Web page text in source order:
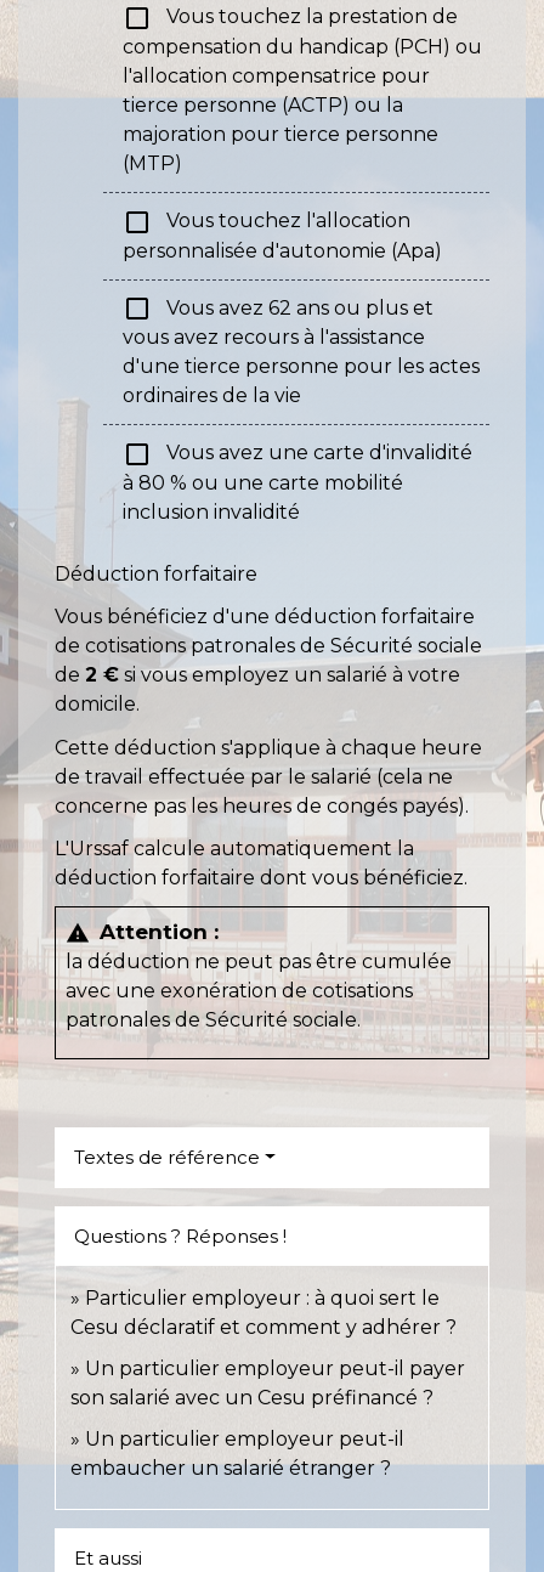
check_box_outline_blank
Vous touchez la prestation de
compensation du handicap (PCH) ou
l'allocation compensatrice pour
tierce personne (ACTP) ou la
majoration pour tierce personne
(MTP)
check_box_outline_blank
Vous touchez l'allocation
personnalisée d'autonomie (Apa)
check_box_outline_blank
Vous avez 62 ans ou plus et
vous avez recours à l'assistance
d'une tierce personne pour les actes
ordinaires de la vie
check_box_outline_blank
Vous avez une carte d'invalidité
à 80 % ou une carte mobilité
inclusion invalidité
Déduction forfaitaire
Vous bénéficiez d'une déduction forfaitaire
de cotisations patronales de Sécurité sociale
de 2 € si vous employez un salarié à votre
domicile.
Cette déduction s'applique à chaque heure
de travail effectuée par le salarié (cela ne
concerne pas les heures de congés payés).
L'Urssaf calcule automatiquement la
déduction forfaitaire dont vous bénéficiez.
warning Attention :
la déduction ne peut pas être cumulée
avec une exonération de cotisations
patronales de Sécurité sociale.
Textes de référence
Questions ? Réponses !
Particulier employeur : à quoi sert le
Cesu déclaratif et comment y adhérer ?
Un particulier employeur peut-il payer
son salarié avec un Cesu préfinancé ?
Un particulier employeur peut-il
embaucher un salarié étranger ?
Et aussi